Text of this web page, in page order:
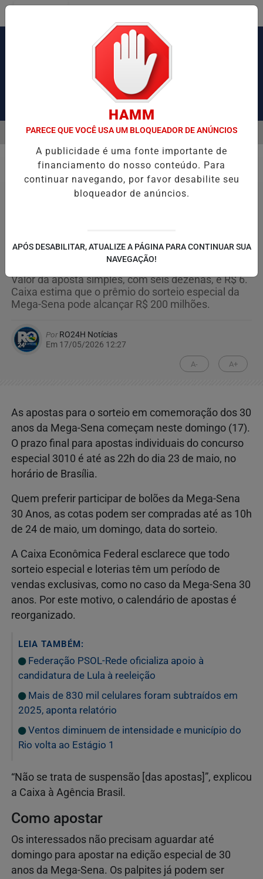
Pesquisar Notícia
CONGESTIONAMENTO DE MAIS DE 2 MIL KM PIX PENSÃO
EM ALTA
MENU
Apostas na Mega-Sena 30 anos começam
Valor da aposta simples, com seis dezenas, é R$ 6.
Caixa estima que o prêmio do sorteio especial da
Mega-Sena pode alcançar R$ 200 milhões.
PorRO24H Notícias
Em 17/05/2026 12:27
A- A+
As apostas para o sorteio em comemoração dos 30
anos da Mega-Sena começam neste domingo (17).
O prazo final para apostas individuais do concurso
especial 3010 é até as 22h do dia 23 de maio, no
horário de Brasília.
Quem preferir participar de bolões da Mega-Sena
30 Anos, as cotas podem ser compradas até as 10h
de 24 de maio, um domingo, data do sorteio.
A Caixa Econômica Federal esclarece que todo
sorteio especial e loterias têm um período de
vendas exclusivas, como no caso da Mega-Sena 30
anos. Por este motivo, o calendário de apostas é
reorganizado.
LEIA TAMBÉM:
Federação PSOL-Rede oficializa apoio à
candidatura de Lula à reeleição
Mais de 830 mil celulares foram subtraídos em
2025, aponta relatório
Ventos diminuem de intensidade e município do
Rio volta ao Estágio 1
“Não se trata de suspensão [das apostas]”, explicou
a Caixa à Agência Brasil.
Como apostar
Os interessados não precisam aguardar até
domingo para apostar na edição especial de 30
anos da Mega-Sena. Os palpites já podem ser
HAMM
PARECE QUE VOCÊ USA UM BLOQUEADOR DE ANÚNCIOS
A publicidade é uma fonte importante de
financiamento do nosso conteúdo. Para
continuar navegando, por favor desabilite seu
bloqueador de anúncios.
APÓS DESABILITAR, ATUALIZE A PÁGINA PARA CONTINUAR SUA
NAVEGAÇÃO!